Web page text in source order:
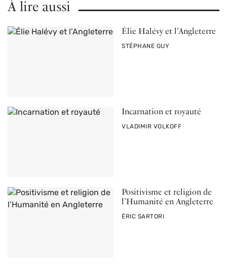
À lire aussi
Élie Halévy et l’Angleterre
PAR
STÉPHANE GUY
Incarnation et royauté
PAR
VLADIMIR VOLKOFF
Positivisme et religion de
l’Humanité en Angleterre
PAR
ÉRIC SARTORI